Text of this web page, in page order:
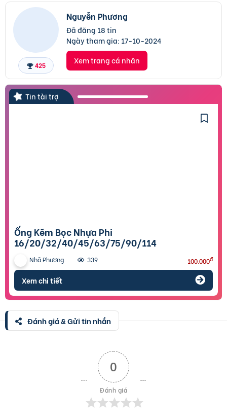
425
Nguyễn Phương
Đã đăng 18 tin
Ngày tham gia: 17-10-2024
Xem trang cá nhân
Tin tài trợ
Ống Kẽm Bọc Nhựa Phi
16/20/32/40/45/63/75/90/114
Nhã Phương 339 100.000đ
Xem chi tiết
Đánh giá & Gửi tin nhắn
0
Đánh giá